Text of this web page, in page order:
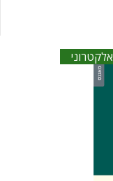
אלקטרוני